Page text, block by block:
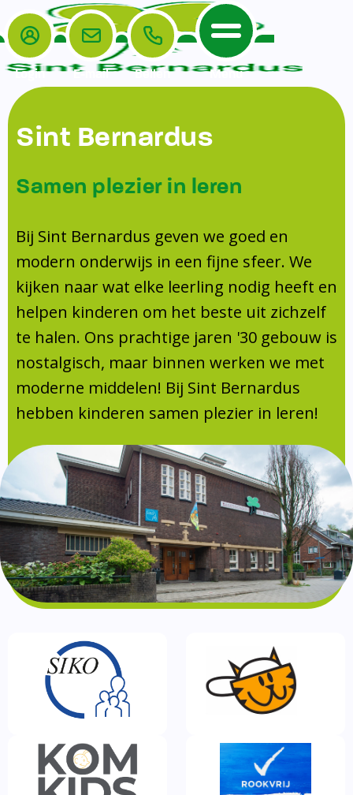
Home
De School
Veiligheidsplan
Onderwijs
Leerlingenraad
Leerlingenzorg
Doorstroomtoets
Jeugdprofessional op school
Centrum Jeugd en Gezin
Schoollogopedie
schoolondersteuningsprofiel
Schooltijden
Absentie
Vakanties
Aanmelden
Schoolgids
Gezonde school
Kinderopvang
BSO
Routebeschrijving
Privacy
Het Team
Ouders
Ouders
Tussenschoolse opvang
Activiteitencommissie (AC)
Medezeggenschapsraad (MR)
Formulieren
Klachtenregeling
Contact
Login E-mail Bellen Menu
Sint Bernardus
Samen plezier in leren
Bij Sint Bernardus geven we goed en
modern onderwijs in een fijne sfeer. We
kijken naar wat elke leerling nodig heeft en
helpen kinderen om het beste uit zichzelf
te halen. Ons prachtige jaren '30 gebouw is
nostalgisch, maar binnen werken we met
moderne middelen! Bij Sint Bernardus
hebben kinderen samen plezier in leren!